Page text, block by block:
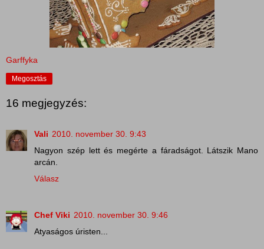
Garffyka
Megosztás
16 megjegyzés:
Vali 2010. november 30. 9:43
Nagyon szép lett és megérte a fáradságot. Látszik Mano
arcán.
Válasz
Chef Viki 2010. november 30. 9:46
Atyaságos úristen...